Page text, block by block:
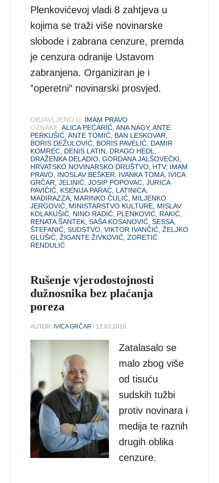
Plenkovićevoj vladi 8 zahtjeva u
kojima se traži više novinarske
slobode i zabrana cenzure, premda
je cenzura odranije Ustavom
zabranjena. Organiziran je i
”operetni” novinarski prosvjed.
OBJAVLJENO U: IMAM PRAVO
OZNAKE: ALICA PEĆARIĆ ,ANA NAGY,ANTE
PERKUŠIĆ ,ANTE TOMIĆ BAN LESKOVAR
BORIS DEŽULOVIĆ BORIS PAVELIĆ DAMIR
KOMREC DENIS LATIN DRAGO HEDL
DRAŽENKA DELADIO ,GORDANA JALŠOVEČKI
HRVATSKO NOVINARSKO DRUŠTVO HTV, IMAM
PRAVO INOSLAV BEŠKER IVANKA TOMA IVICA
GRČAR ,JELINIĆ ,JOSIP POPOVAC ,JURICA
PAVIČIĆ KSENIJA PARAĆ LATINICA
MADIRAZZA MARINKO ČULIĆ MILJENKO
JERGOVIĆ MINISTARSTVO KULTURE MISLAV
KOLAKUŠIĆ NINO RADIĆ PLENKOVIĆ RAKIĆ
RENATA ŠANTEK ,SAŠA KOSANOVIĆ ,SESSA
ŠTEFANIĆ ,SUDSTVO ,VIKTOR IVANČIĆ ,ŽELJKO
GLUŠIĆ ,ŽIGANTE ŽIVKOVIĆ ,ZORETIĆ
RENDULIĆ
Rušenje vjerodostojnosti
dužnosnika bez plaćanja
poreza
AUTOR: IVICA GRČAR / 12.03.2019.
Zatalasalo se
malo zbog više
od tisuću
sudskih tužbi
protiv novinara i
medija te raznih
drugih oblika
cenzure.